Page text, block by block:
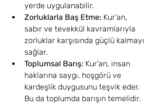
yerde uygulanabilir.
Zorluklarla Baş Etme: Kur'an,
sabır ve tevekkül kavramlarıyla
zorluklar karşısında güçlü kalmayı
sağlar.
Toplumsal Barış: Kur'an, insan
haklarına saygı, hoşgörü ve
kardeşlik duygusunu teşvik eder.
Bu da toplumda barışın temelidir.